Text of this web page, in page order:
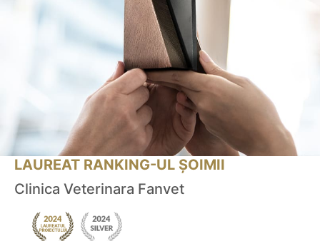
LAUREAT RANKING-UL ȘOIMII
Clinica Veterinara Fanvet